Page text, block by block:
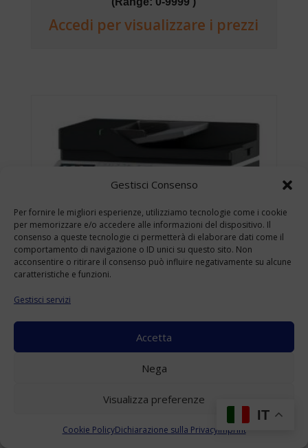
Gestisci Consenso
Per fornire le migliori esperienze, utilizziamo tecnologie come i cookie
per memorizzare e/o accedere alle informazioni del dispositivo. Il
consenso a queste tecnologie ci permetterà di elaborare dati come il
comportamento di navigazione o ID unici su questo sito. Non
acconsentire o ritirare il consenso può influire negativamente su alcune
caratteristiche e funzioni.
Gestisci servizi
Accetta
Nega
Visualizza preferenze
Cookie PolicyDichiarazione sulla PrivacyImprint
Accedi per visualizzare i prezzi
A4
Accedi per visualizzare i prezziIT